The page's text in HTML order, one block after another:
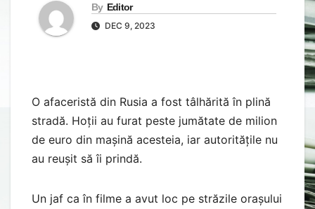
By Editor
DEC 9, 2023
O afaceristă din Rusia a fost tâlhărită în plină
stradă. Hoții au furat peste jumătate de milion
de euro din mașină acesteia, iar autoritățile nu
au reușit să îi prindă.
Un jaf ca în filme a avut loc pe străzile orașului